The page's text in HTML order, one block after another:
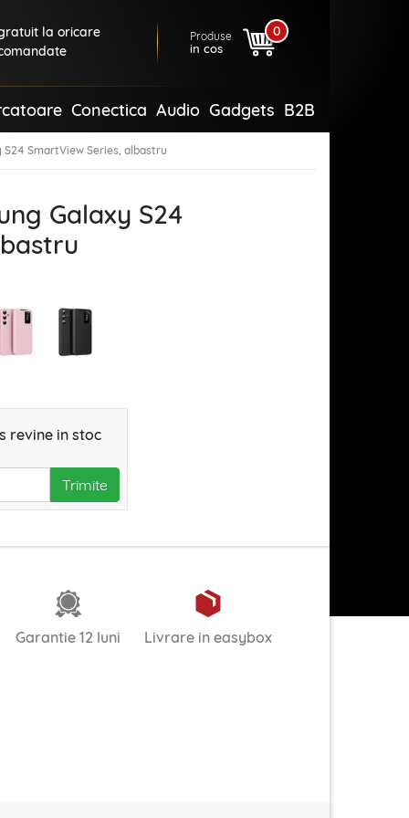
la oricare
Produse
in cos
0
Conectica Audio Gadgets B2B
SmartView Series, albastru
Galaxy S24
revine in stoc
Trimite
Garantie 12 luni Livrare in easybox